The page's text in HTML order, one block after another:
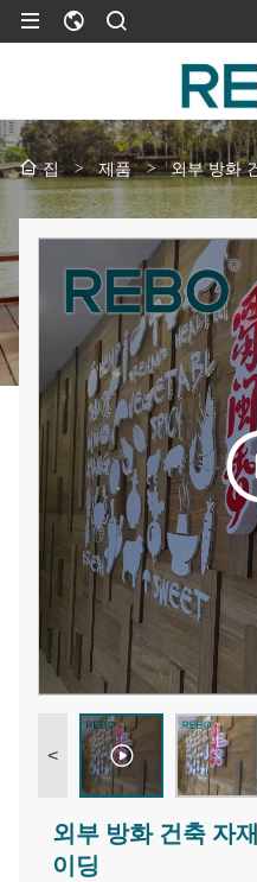
집 > 제품 > 외부 방화
<
외부 방화 건축 자
이딩